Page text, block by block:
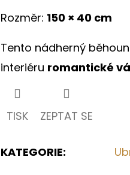
Rozměr: 150 × 40 cm
Tento nádherný
interiéru romantické
TISK ZEPTAT SE
KATEGORIE: